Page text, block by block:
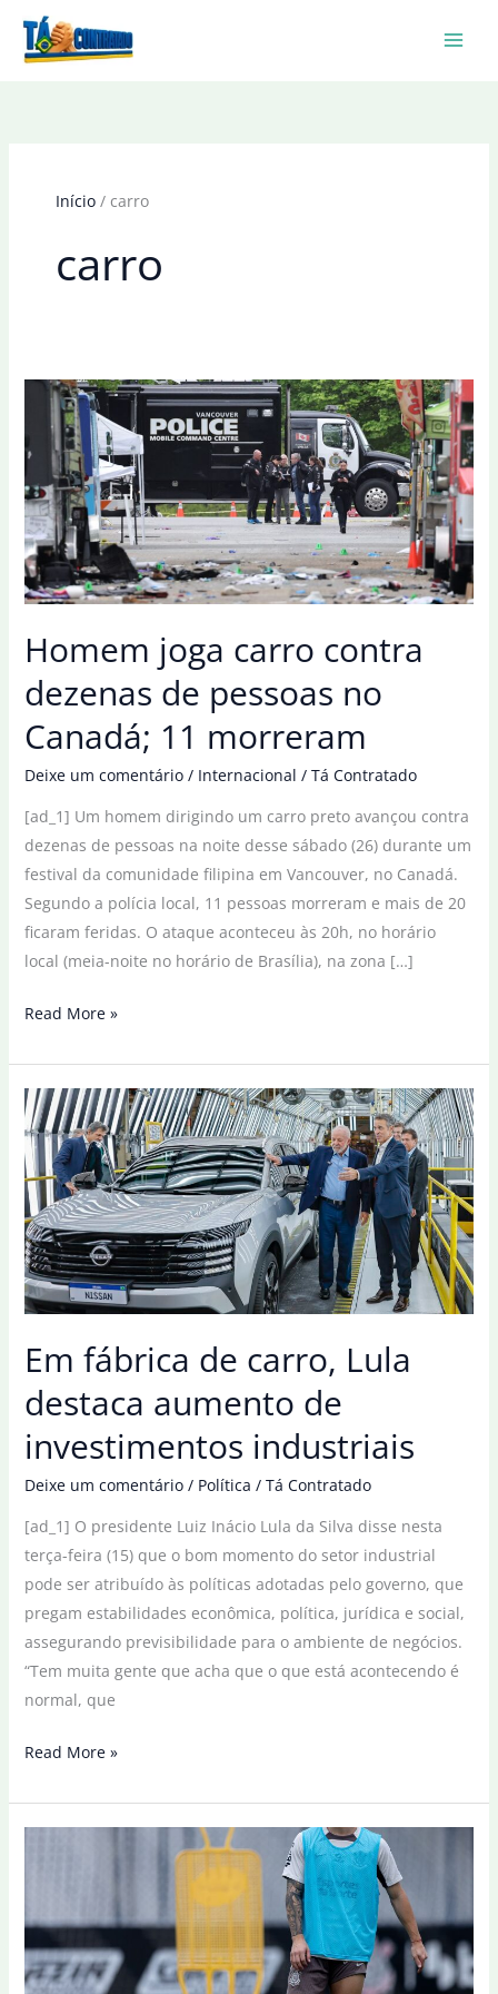
Início carro
carro
Homem joga carro contra
dezenas de pessoas no
Canadá; 11 morreram
Deixe um comentário / Internacional / Tá Contratado
[ad_1] Um homem dirigindo um carro preto avançou contra
dezenas de pessoas na noite desse sábado (26) durante um
festival da comunidade filipina em Vancouver, no Canadá.
Segundo a polícia local, 11 pessoas morreram e mais de 20
ficaram feridas. O ataque aconteceu às 20h, no horário
local (meia-noite no horário de Brasília), na zona […]
Homem
carro
contra
dezenas
de
pessoas
no
Canadá;
11
morreram
Read More »
Em fábrica de carro, Lula
destaca aumento de
investimentos industriais
Deixe um comentário / Política / Tá Contratado
[ad_1] O presidente Luiz Inácio Lula da Silva disse nesta
terça-feira (15) que o bom momento do setor industrial
pode ser atribuído às políticas adotadas pelo governo, que
pregam estabilidades econômica, política, jurídica e social,
assegurando previsibilidade para o ambiente de negócios.
“Tem muita gente que acha que o que está acontecendo é
normal, que
Em
de
aumento
de
investimentos
Read More »